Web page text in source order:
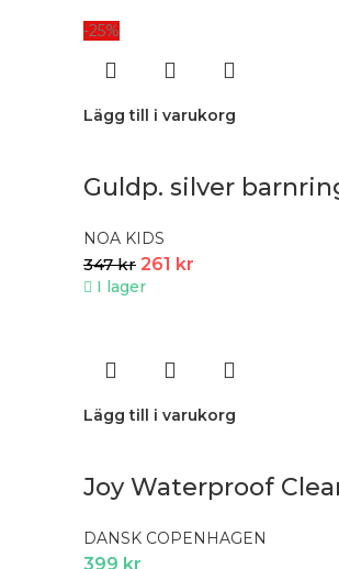
-25%
Lägg till i varukorg
Guldp. silver
NOA KIDS
347kr 261 kr
I lager
Lägg till i varukorg
Joy Waterproof
DANSK COPENHAGEN
399 kr